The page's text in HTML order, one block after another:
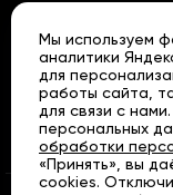
Колпинский
Красногвардейский
Краносельский
Кронштадтский
Курортный
Мы используем
аналитики
для
работы сайта,
для связи с
персональных
обработки
«Принять», вы
cookies.